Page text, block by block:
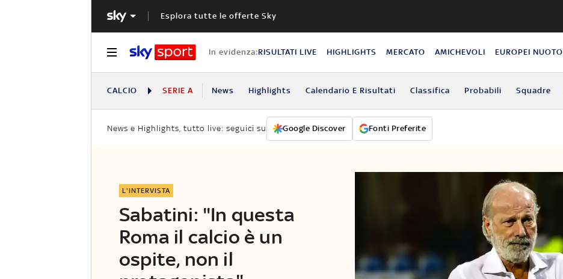
Esplora tutte le offerte Sky
In evidenza:RISULTATI LIVE HIGHLIGHTS MERCATO AMICHEVOLI EUROPEI NUOTO
CALCIO SERIE A News Highlights Calendario E Risultati Classifica Probabili Squadre
News e Highlights, tutto live: seguici su Google Discover Fonti Preferite
Sabatini: "In questa
Roma il calcio è un
ospite, non il
L'INTERVISTA